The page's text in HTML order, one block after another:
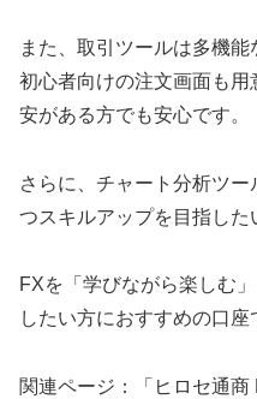
また、取引ツールは多機能
初心者向けの注文画面も
安がある方でも安心です。
さらに、チャート分析ツ
つスキルアップを目指した
FXを「学びながら楽しむ
したい方におすすめの口座
関連ページ：「ヒロセ通